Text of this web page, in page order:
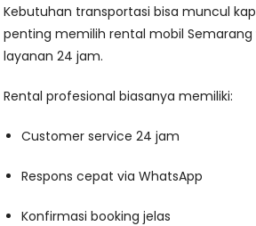
Kebutuhan transportasi bisa muncul
penting memilih rental mobil
layanan 24 jam.
Rental profesional biasanya memiliki:
Customer service 24 jam
Respons cepat via WhatsApp
Konfirmasi booking jelas